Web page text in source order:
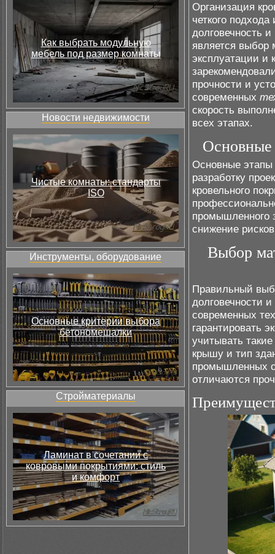
Как выбрать модульную
мебель под размер комнаты
Новости недвижимости
Чистые комнаты: стандарты
ISO
Инструменты, оборудование
Основные критерии выбора
бетономешалки
Стройматериалы
Ламинат в сочетании с
ковровыми покрытиями: стиль
и комфорт
Организация
четкого
долговечность
является выбор
эксплуатации и
прочности и
современных
скорость
всех этапах.
Основные
Основные этапы
разработку
кровельного
промышленного
снижение
Выбор
Правильный
долговечности
современных
гарантировать
учитывать
крышу и тип
промышленных
отличаются